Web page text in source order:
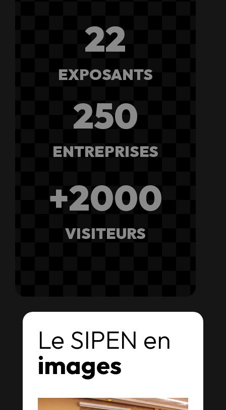
22
EXPOSANTS
250
ENTREPRISES
+2000
VISITEURS
Le SIPEN en
images